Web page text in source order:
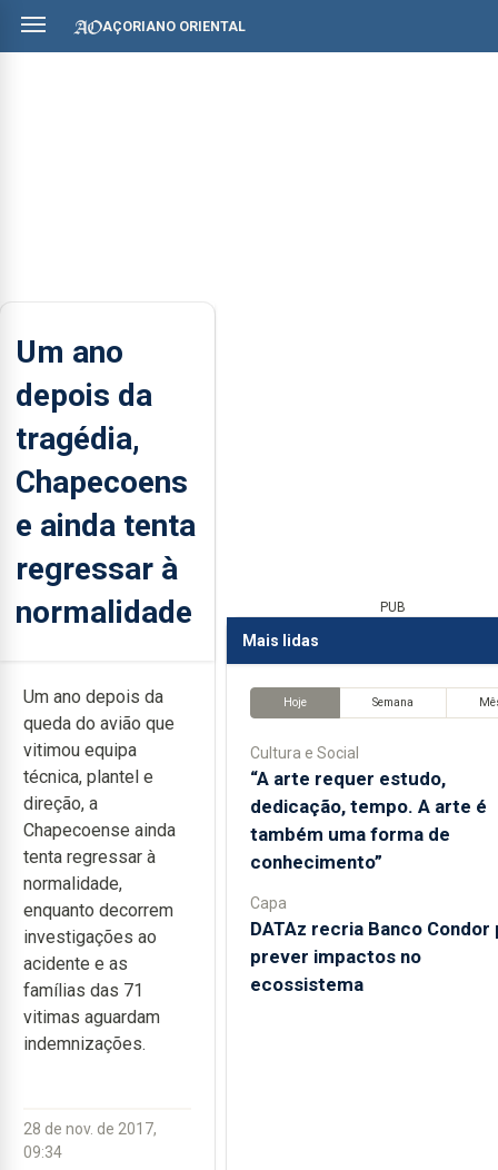
AÇORIANO ORIENTAL
Um ano
depois da
tragédia,
Chapecoens
e ainda tenta
regressar à
normalidade
Um ano depois da
queda do avião que
vitimou equipa
técnica, plantel e
direção, a
Chapecoense ainda
tenta regressar à
normalidade,
enquanto decorrem
investigações ao
acidente e as
famílias das 71
vitimas aguardam
indemnizações.
28 de nov. de 2017,
09:34
PUB
Mais lidas
Hoje Semana
Cultura e Social
“A arte requer estudo,
dedicação, tempo. A arte é
também uma forma de
conhecimento”
Capa
DATAz recria Banco Condor
prever impactos no
ecossistema